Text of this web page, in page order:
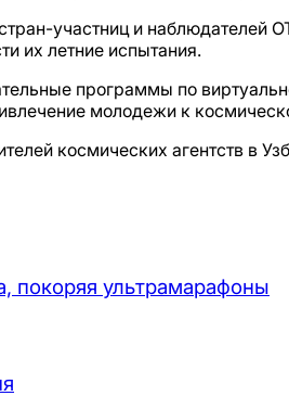
участниц и наблюдателей
их летние испытания.
программы по
молодежи к
космических агентств в
покоряя ультрамарафоны